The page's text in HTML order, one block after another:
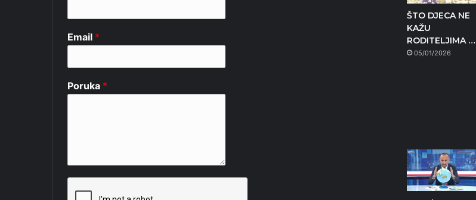
Email *
Poruka *
ŠTO DJECA NE
KAŽU
RODITELJIMA …
05/01/2026